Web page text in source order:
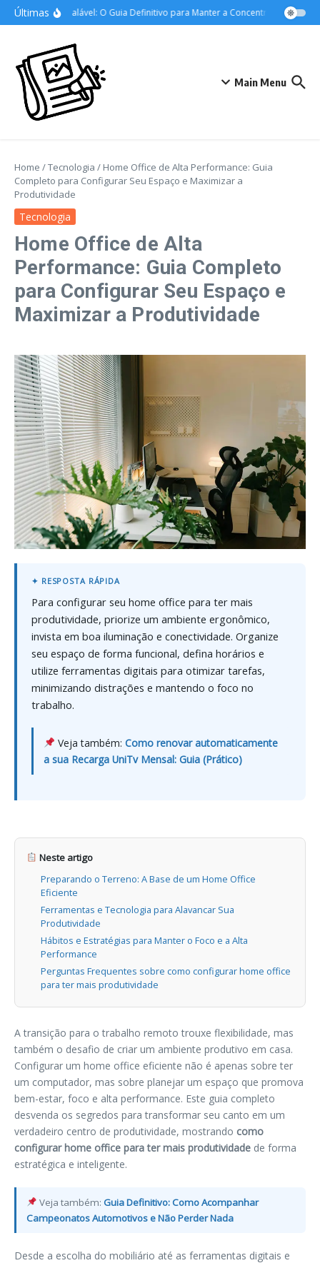
Ir para o conteúdo
Últimas
Foco Inabalável: O Guia Definitivo para Manter a Concentração nos
Main Menu
Home /Tecnologia / Home Office de Alta Performance: Guia
Completo para Configurar Seu Espaço e Maximizar a
Produtividade
Tecnologia
Home Office de Alta
Performance: Guia Completo
para Configurar Seu Espaço e
Maximizar a Produtividade
Para configurar seu home office para ter mais
produtividade, priorize um ambiente ergonômico,
invista em boa iluminação e conectividade. Organize
seu espaço de forma funcional, defina horários e
utilize ferramentas digitais para otimizar tarefas,
minimizando distrações e mantendo o foco no
trabalho.
Veja também: Como renovar automaticamente
a sua Recarga UniTv Mensal: Guia (Prático)
Neste artigo
Preparando o Terreno: A Base de um Home Office
Eficiente
Ferramentas e Tecnologia para Alavancar Sua
Produtividade
Hábitos e Estratégias para Manter o Foco e a Alta
Performance
Perguntas Frequentes sobre como configurar home office
para ter mais produtividade
A transição para o trabalho remoto trouxe flexibilidade, mas
também o desafio de criar um ambiente produtivo em casa.
Configurar um home office eficiente não é apenas sobre ter
um computador, mas sobre planejar um espaço que promova
bem-estar, foco e alta performance. Este guia completo
desvenda os segredos para transformar seu canto em um
verdadeiro centro de produtividade, mostrando como
configurar home office para ter mais produtividade de forma
estratégica e inteligente.
Veja também: Guia Definitivo: Como Acompanhar
Campeonatos Automotivos e Não Perder Nada
Desde a escolha do mobiliário até as ferramentas digitais e